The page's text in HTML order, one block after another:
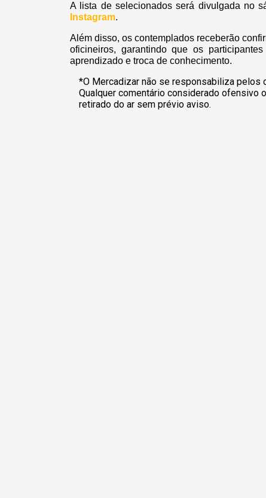
A lista de selecionados será divulgada no
Instagram.
Além disso, os contemplados receberão
oficineiros, garantindo que os
aprendizado e troca de conhecimento.
*O Mercadizar não se responsabiliza
Qualquer comentário considerado
retirado do ar sem prévio aviso.